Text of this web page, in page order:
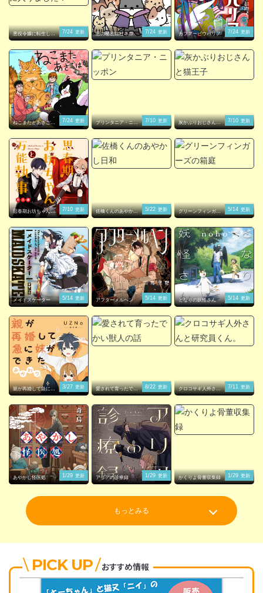
PICK UP おすすめ情報
悪役令嬢に転生した
ら理想の部屋が手に
7/24 更新 悪の秘密結社ネコ 7/24 更新 カフヱーピウパリア 7/24 更新
ねこまたとあさごは
ん
7/24 更新
プリンタニア・ニッ
ポン
7/10 更新
灰かぶりおじさんと
猫王子
7/10 更新
思春期お坊ちゃんと
万能執事
7/10 更新
佐橋くんのあやかし
日和
5/22 更新
グリーンフィンガー
ズの箱庭
5/14 更新
メイドスケーター 5/14 更新 アフターメルヘン 5/14 更新 となりの妖怪さん 5/14 更新
親が再婚して急に妹
ができた
3/27 更新
愛されて育ったでか
い獣人の話
8/22 更新
クロコサギ人外さん
と研究員くん。
7/11 更新
あやかし怪医処 1/29 更新 アリアの診療録 1/29 更新 かくりよ骨董収集録 1/29 更新
もっとみる